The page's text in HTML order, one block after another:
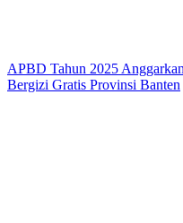
APBD Tahun 2025
Bergizi Gratis Provinsi Banten